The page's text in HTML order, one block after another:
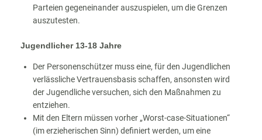
Parteien gegeneinander auszuspielen, um die Grenzen
auszutesten.
Jugendlicher 13-18 Jahre
Der Personenschützer muss eine, für den Jugendlichen
verlässliche Vertrauensbasis schaffen, ansonsten wird
der Jugendliche versuchen, sich den Maßnahmen zu
entziehen.
Mit den Eltern müssen vorher „Worst-case-Situationen“
(im erzieherischen Sinn) definiert werden, um eine